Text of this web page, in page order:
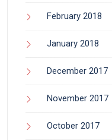
February 2018
January 2018
December 2017
November 2017
October 2017